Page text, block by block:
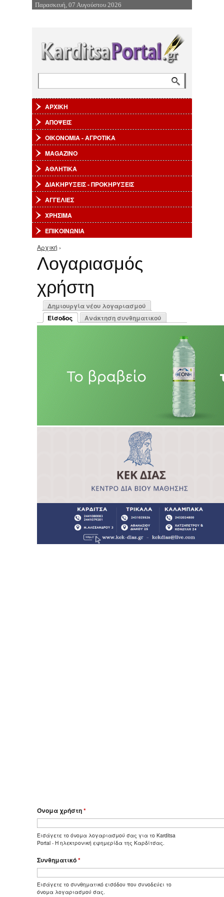
Επιστροφή στην Πλοήγηση
Παρασκευή, 07 Αυγούστου 2026
ΑΡΧΙΚΗ
ΑΠΟΨΕΙΣ
ΟΙΚΟΝΟΜΙΑ - ΑΓΡΟΤΙΚΑ
MAGAZINO
ΑΘΛΗΤΙΚΑ
ΔΙΑΚΗΡΥΞΕΙΣ - ΠΡΟΚΗΡΥΞΕΙΣ
ΑΓΓΕΛΙΕΣ
ΧΡΗΣΙΜΑ
ΕΠΙΚΟΙΝΩΝΙΑ
Είστε εδώ
Αρχική ›
Λογαριασμός
χρήστη
Πρωτεύουσες καρτέλες
Δημιουργία νέου λογαριασμού
Είσοδος
(ενεργή καρτέλα)
Ανάκτηση συνθηματικού
Όνομα χρήστη*
Εισάγετε το όνομα λογαριασμού σας για το Karditsa
Portal - Η ηλεκτρονική εφημερίδα της Καρδίτσας.
Συνθηματικό*
Εισάγετε το συνθηματικό εισόδου που συνοδεύει το
όνομα λογαριασμού σας.